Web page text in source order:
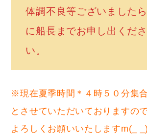
体調不良等ございました
に船長までお申し出くださ
い。
※現在夏季時間＊４時５０分集
とさせていただいておりますの
よろしくお願いいたしますm(_